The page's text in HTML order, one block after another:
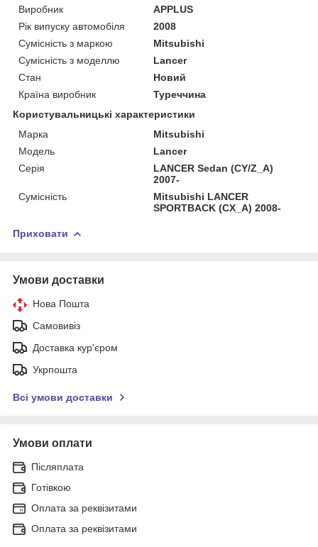
Виробник
APPLUS
Рік випуску автомобіля
2008
Сумісність з маркою
Mitsubishi
Сумісність з моделлю
Lancer
Стан
Новий
Країна виробник
Туреччина
Користувальницькі характеристики
Марка
Mitsubishi
Мoдель
Lancer
Серія
LANCER Sedan (CY/Z_A)
2007-
Сумісність
Mitsubishi LANCER
SPORTBACK (CX_A) 2008-
Приховати
Умови доставки
Нова Пошта
Самовивіз
Доставка кур'єром
Укрпошта
Всі умови доставки
Умови оплати
Післяплата
Готівкою
Оплата за реквізитами
Оплата за реквізитами